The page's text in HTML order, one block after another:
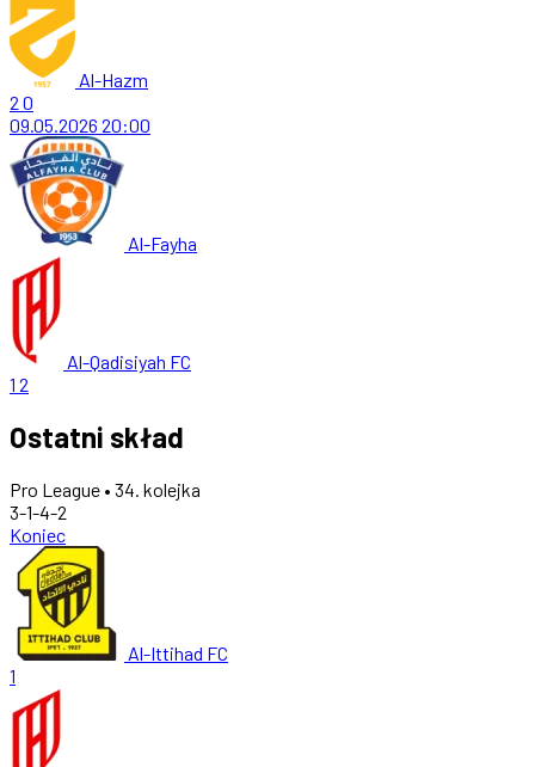
Al-Hazm
2 0
09.05.2026 20:00
Al-Fayha
Al-Qadisiyah FC
1 2
Ostatni skład
Pro League • 34. kolejka
3-1-4-2
Koniec
Al-Ittihad FC
1